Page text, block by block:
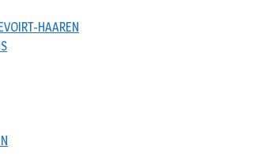
HAAREN